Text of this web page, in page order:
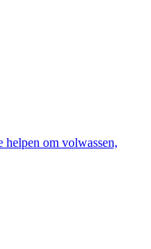
helpen om volwassen,